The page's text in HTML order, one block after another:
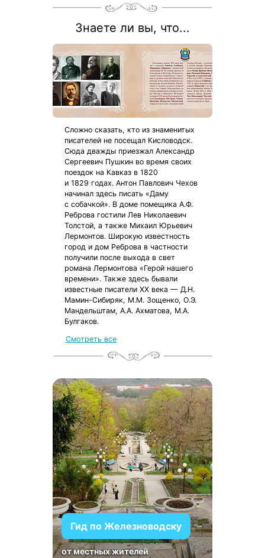
Знаете ли вы, что...
Сложно сказать, кто из знаменитых
писателей не посещал Кисловодск.
Сюда дважды приезжал Александр
Сергеевич Пушкин во время своих
поездок на Кавказ в 1820
и 1829 годах. Антон Павлович Чехов
начинал здесь писать «Даму
с собачкой». В доме помещика А.Ф.
Реброва гостили Лев Николаевич
Толстой, а также Михаил Юрьевич
Лермонтов. Широкую известность
город и дом Реброва в частности
получили после выхода в свет
романа Лермонтова «Герой нашего
времени». Также здесь бывали
известные писатели XX века — Д.Н.
Мамин-Сибиряк, М.М. Зощенко, О.Э.
Мандельштам, А.А. Ахматова, М.А.
Булгаков.
Смотреть все
Гид по Железноводску
от местных жителей